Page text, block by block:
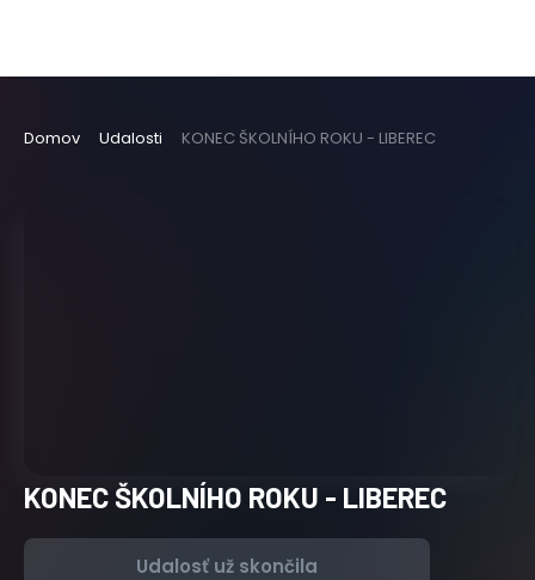
Domov Udalosti KONEC ŠKOLNÍHO ROKU - LIBEREC
KONEC ŠKOLNÍHO ROKU - LIBEREC
Udalosť už skončila